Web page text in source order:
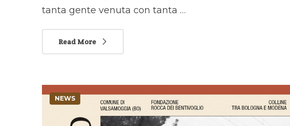
tanta gente venuta con tanta …
Read More
NEWS